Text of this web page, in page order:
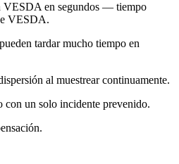
VESDA en segundos — tiempo
VESDA.
tardar mucho tiempo en
al muestrear continuamente.
con un solo incidente prevenido.